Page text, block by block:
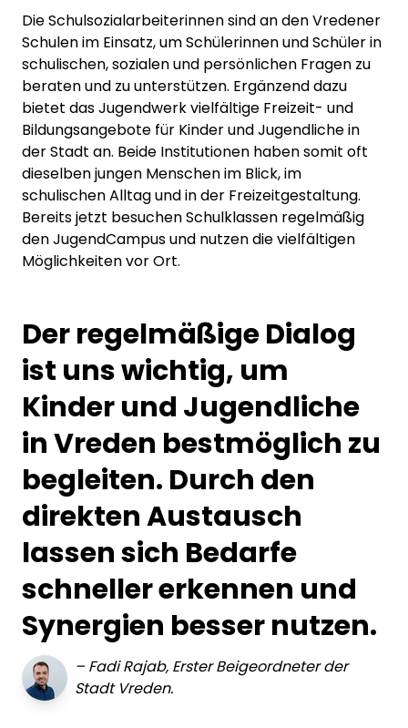
Die Schulsozialarbeiterinnen sind an den Vredener
Schulen im Einsatz, um Schülerinnen und Schüler in
schulischen, sozialen und persönlichen Fragen zu
beraten und zu unterstützen. Ergänzend dazu
bietet das Jugendwerk vielfältige Freizeit- und
Bildungsangebote für Kinder und Jugendliche in
der Stadt an. Beide Institutionen haben somit oft
dieselben jungen Menschen im Blick, im
schulischen Alltag und in der Freizeitgestaltung.
Bereits jetzt besuchen Schulklassen regelmäßig
den JugendCampus und nutzen die vielfältigen
Möglichkeiten vor Ort.
Der regelmäßige Dialog
ist uns wichtig, um
Kinder und Jugendliche
in Vreden bestmöglich zu
begleiten. Durch den
direkten Austausch
lassen sich Bedarfe
schneller erkennen und
Synergien besser nutzen.
– Fadi Rajab, Erster Beigeordneter der
Stadt Vreden.